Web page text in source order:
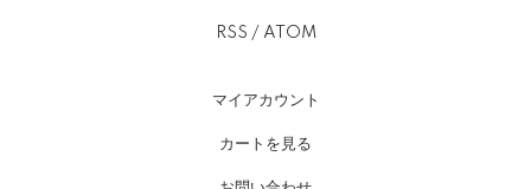
RSS / ATOM
マイアカウント
カートを見る